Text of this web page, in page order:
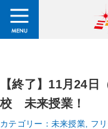
【終了】11月24日
校 未来授業！
カテゴリー：未来授業, フ